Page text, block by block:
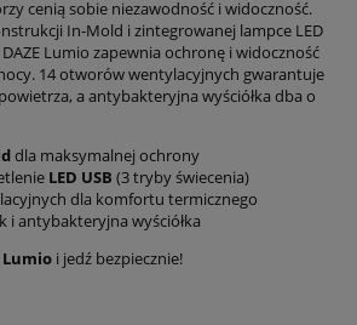
cenią sobie niezawodność i widoczność.
In-Mold i zintegrowanej lampce LED
DAZE Lumio zapewnia ochronę i widoczność
14 otworów wentylacyjnych gwarantuje
a antybakteryjna wyściółka dba o
dla maksymalnej ochrony
LED USB (3 tryby świecenia)
dla komfortu termicznego
i antybakteryjna wyściółka
Lumio i jedź bezpiecznie!